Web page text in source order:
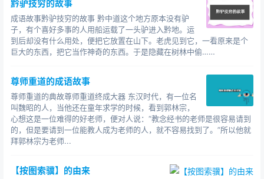
黔驴技穷的故事
成语故事黔驴技穷的故事 黔中道这个地方原本没有驴
子，有个喜好多事的人用船运载了一头驴进入黔地。运
到后却没有什么用处，便把它放置在山下。老虎见到它，一看原来是个
巨大的东西，把它当作神奇的东西。于是隐藏在树林中偷……
尊师重道的成语故事
尊师重道的典故尊师重道终成大器 东汉时代，有一位名
叫魏昭的人，当他还在童年求学的时候，看到郭林宗，
心想这是一位难得的好老师，便对人说：“教念经书的老师是很容易请到
的，但是要请到一位能教人成为老师的人，就不容易找到了。”所以他就
拜郭林宗为老师...
【按图索骥】的由来